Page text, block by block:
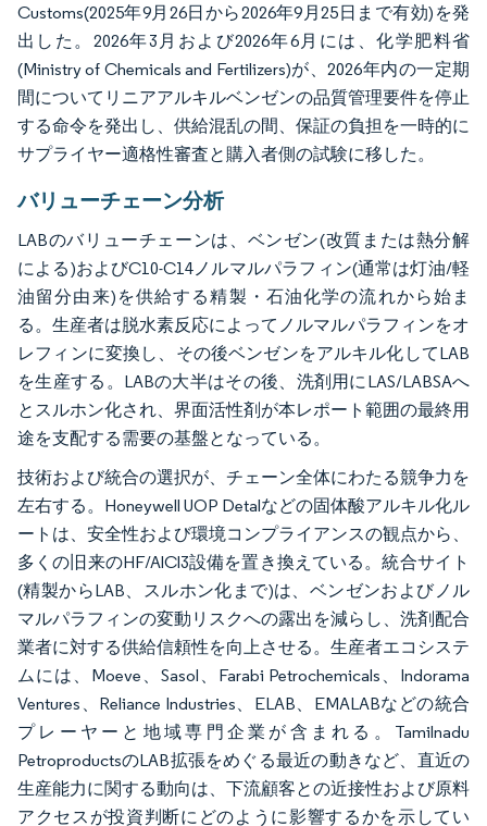
Customs(2025年9月26日から2026年9月25日まで有効)を発
出した。2026年3月および2026年6月には、化学肥料省
(Ministry of Chemicals and Fertilizers)が、2026年内の一定期
間についてリニアアルキルベンゼンの品質管理要件を停止
する命令を発出し、供給混乱の間、保証の負担を一時的に
サプライヤー適格性審査と購入者側の試験に移した。
バリューチェーン分析
LABのバリューチェーンは、ベンゼン(改質または熱分解
による)およびC10-C14ノルマルパラフィン(通常は灯油/軽
油留分由来)を供給する精製・石油化学の流れから始ま
る。生産者は脱水素反応によってノルマルパラフィンをオ
レフィンに変換し、その後ベンゼンをアルキル化してLAB
を生産する。LABの大半はその後、洗剤用にLAS/LABSAへ
とスルホン化され、界面活性剤が本レポート範囲の最終用
途を支配する需要の基盤となっている。
技術および統合の選択が、チェーン全体にわたる競争力を
左右する。Honeywell UOP Detalなどの固体酸アルキル化ル
ートは、安全性および環境コンプライアンスの観点から、
多くの旧来のHF/AlCl3設備を置き換えている。統合サイト
(精製からLAB、スルホン化まで)は、ベンゼンおよびノル
マルパラフィンの変動リスクへの露出を減らし、洗剤配合
業者に対する供給信頼性を向上させる。生産者エコシステ
ムには、Moeve、Sasol、Farabi Petrochemicals、Indorama
Ventures、Reliance Industries、ELAB、EMALABなどの統合
プレーヤーと地域専門企業が含まれる。Tamilnadu
PetroproductsのLAB拡張をめぐる最近の動きなど、直近の
生産能力に関する動向は、下流顧客との近接性および原料
アクセスが投資判断にどのように影響するかを示してい